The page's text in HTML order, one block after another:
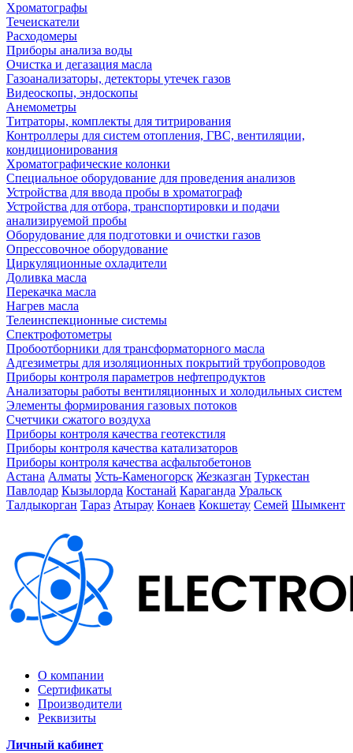
Хроматографы
Течеискатели
Расходомеры
Приборы анализа воды
Очистка и дегазация масла
Газоанализаторы, детекторы утечек газов
Видеоскопы, эндоскопы
Анемометры
Титраторы, комплекты для титрирования
Контроллеры для систем отопления, ГВС, вентиляции,
кондиционирования
Хроматографические колонки
Специальное оборудование для проведения анализов
Устройства для ввода пробы в хроматограф
Устройства для отбора, транспортировки и подачи
анализируемой пробы
Оборудование для подготовки и очистки газов
Опрессовочное оборудование
Циркуляционные охладители
Доливка масла
Перекачка масла
Нагрев масла
Телеинспекционные системы
Спектрофотометры
Пробоотборники для трансформаторного масла
Адгезиметры для изоляционных покрытий трубопроводов
Приборы контроля параметров нефтепродуктов
Анализаторы работы вентиляционных и холодильных систем
Элементы формирования газовых потоков
Счетчики сжатого воздуха
Приборы контроля качества геотекстиля
Приборы контроля качества катализаторов
Приборы контроля качества асфальтобетонов
Астана Алматы Усть-Каменогорск Жезказган Туркестан
Павлодар Кызылорда Костанай Караганда Уральск
Талдыкорган Тараз Атырау Конаев Кокшетау Семей Шымкент
О компании
Сертификаты
Производители
Реквизиты
Личный кабинет